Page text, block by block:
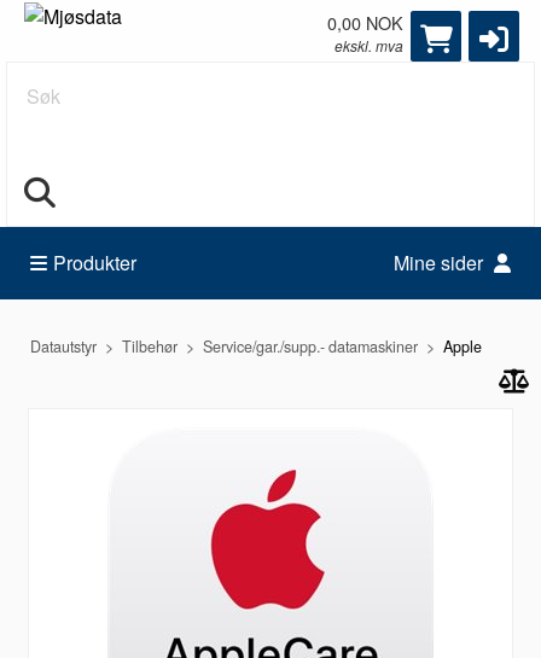
0,00 NOK
ekskl. mva
Søk
Produkter Mine sider
Datautstyr Tilbehør Service/gar./supp.- datamaskiner Apple